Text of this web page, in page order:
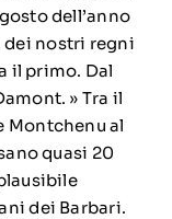
dell’anno
nostri regni
il primo. Dal
» Tra il
Montchenu al
quasi 20
dei Barbari.